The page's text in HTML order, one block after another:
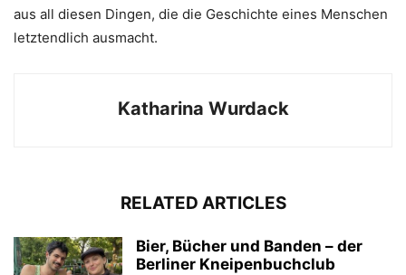
aus all diesen Dingen, die die Geschichte eines Menschen
letztendlich ausmacht.
Katharina Wurdack
RELATED ARTICLES
Bier, Bücher und Banden – der
Berliner Kneipenbuchclub